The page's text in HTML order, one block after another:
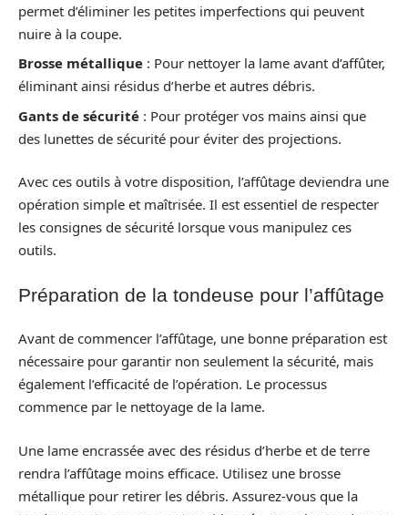
permet d’éliminer les petites imperfections qui peuvent
nuire à la coupe.
Brosse métallique : Pour nettoyer la lame avant d’affûter,
éliminant ainsi résidus d’herbe et autres débris.
Gants de sécurité : Pour protéger vos mains ainsi que
des lunettes de sécurité pour éviter des projections.
Avec ces outils à votre disposition, l’affûtage deviendra une
opération simple et maîtrisée. Il est essentiel de respecter
les consignes de sécurité lorsque vous manipulez ces
outils.
Préparation de la tondeuse pour l’affûtage
Avant de commencer l’affûtage, une bonne préparation est
nécessaire pour garantir non seulement la sécurité, mais
également l’efficacité de l’opération. Le processus
commence par le nettoyage de la lame.
Une lame encrassée avec des résidus d’herbe et de terre
rendra l’affûtage moins efficace. Utilisez une brosse
métallique pour retirer les débris. Assurez-vous que la